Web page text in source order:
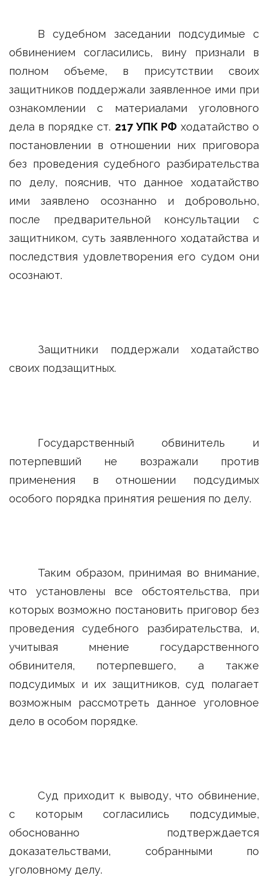
В судебном заседании подсудимые с
обвинением согласились, вину признали в
полном объеме, в присутствии своих
защитников поддержали заявленное ими при
ознакомлении с материалами уголовного
дела в порядке ст. 217 УПК РФ ходатайство о
постановлении в отношении них приговора
без проведения судебного разбирательства
по делу, пояснив, что данное ходатайство
ими заявлено осознанно и добровольно,
после предварительной консультации с
защитником, суть заявленного ходатайства и
последствия удовлетворения его судом они
осознают.
Защитники поддержали ходатайство
своих подзащитных.
Государственный обвинитель и
потерпевший не возражали против
применения в отношении подсудимых
особого порядка принятия решения по делу.
Таким образом, принимая во внимание,
что установлены все обстоятельства, при
которых возможно постановить приговор без
проведения судебного разбирательства, и,
учитывая мнение государственного
обвинителя, потерпевшего, а также
подсудимых и их защитников, суд полагает
возможным рассмотреть данное уголовное
дело в особом порядке.
Суд приходит к выводу, что обвинение,
с которым согласились подсудимые,
обоснованно подтверждается
доказательствами, собранными по
уголовному делу.